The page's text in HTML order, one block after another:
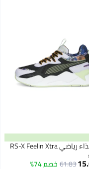
بوما حذاء رياضي RS-X Feelin Xtra
61.83 خصم 74%